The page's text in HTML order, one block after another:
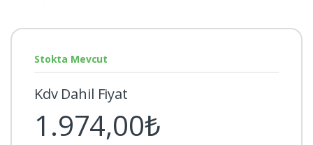
Stokta Mevcut
Kdv Dahil Fiyat
1.974,00₺